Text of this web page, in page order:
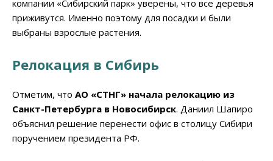
компании «Сибирский парк» уверены, что все деревья
приживутся. Именно поэтому для посадки и были
выбраны взрослые растения.
Релокация в Сибирь
Отметим, что АО «СТНГ» начала релокацию из
Санкт-Петербурга в Новосибирск. Даниил Шапиро
объяснил решение перенести офис в столицу Сибири
поручением президента РФ.